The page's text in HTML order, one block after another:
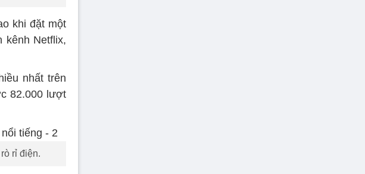
khi đặt một
kênh Netflix,
nhất trên
82.000 lượt
rỉ điện.